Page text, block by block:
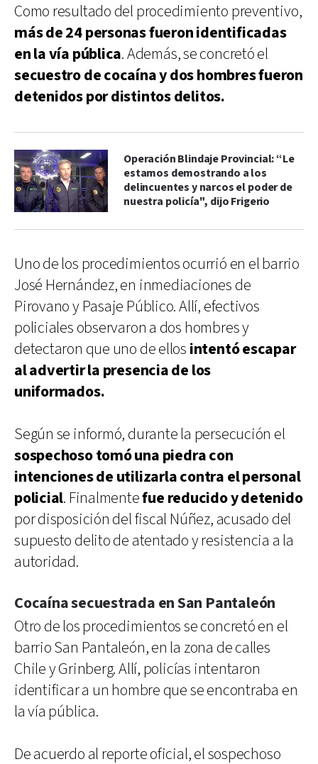
Como resultado del procedimiento preventivo,
más de 24 personas fueron identificadas
en la vía pública. Además, se concretó el
secuestro de cocaína y dos hombres fueron
detenidos por distintos delitos.
Operación Blindaje Provincial: “Le
estamos demostrando a los
delincuentes y narcos el poder de
nuestra policía", dijo Frigerio
Uno de los procedimientos ocurrió en el barrio
José Hernández, en inmediaciones de
Pirovano y Pasaje Público. Allí, efectivos
policiales observaron a dos hombres y
detectaron que uno de ellos intentó escapar
al advertir la presencia de los
uniformados.
Según se informó, durante la persecución el
sospechoso tomó una piedra con
intenciones de utilizarla contra el personal
policial. Finalmentefue reducido y detenido
por disposición del fiscal Núñez, acusado del
supuesto delito de atentado y resistencia a la
autoridad.
Cocaína secuestrada en San Pantaleón
Otro de los procedimientos se concretó en el
barrio San Pantaleón, en la zona de calles
Chile y Grinberg. Allí, policías intentaron
identificar a un hombre que se encontraba en
la vía pública.
De acuerdo al reporte oficial, el sospechoso